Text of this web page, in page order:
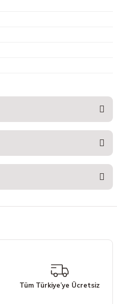
bulunuyor.
Tüm Türkiye’ye Ücretsiz